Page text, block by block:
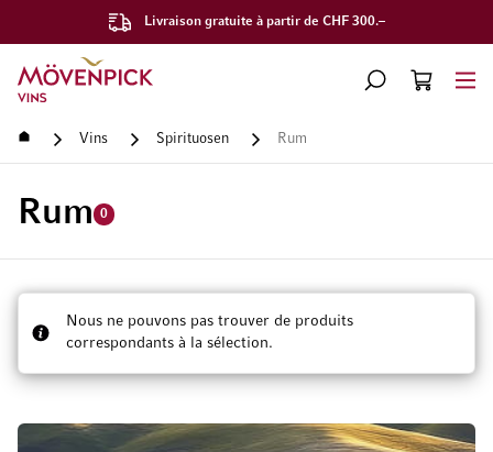
Livraison gratuite à partir de CHF 300.–
Aller à la page d'accueil
CHERCHERPANIER
Accueil Vins Spirituosen Rum
Rum 0
Nous ne pouvons pas trouver de produits
correspondants à la sélection.